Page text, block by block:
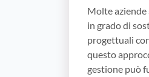
Molte aziende
in grado di
progettuali
questo
gestione può